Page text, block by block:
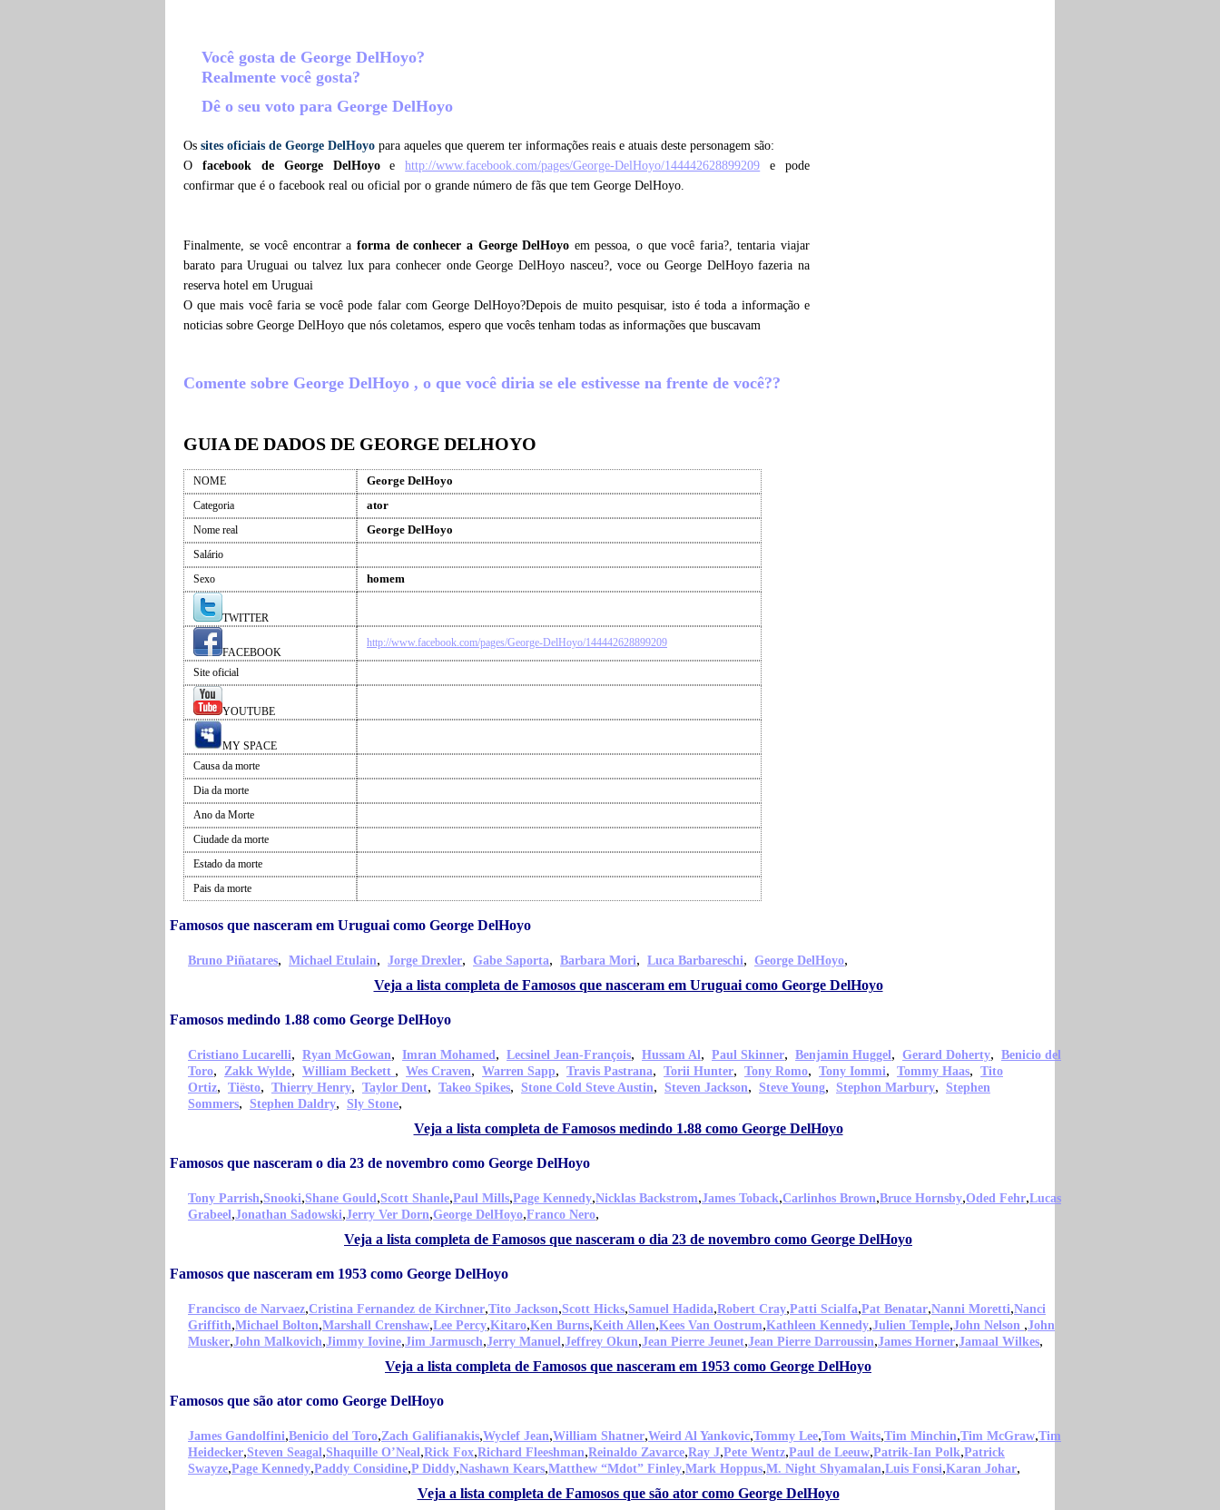
Você gosta de George DelHoyo?
Realmente você gosta?
Dê o seu voto para George DelHoyo
Os sites oficiais de George DelHoyo para aqueles que querem ter informações reais e atuais deste personagem são:
O facebook de George DelHoyoehttp://www.facebook.com/pages/George-DelHoyo/144442628899209 e pode
confirmar que é o facebook real ou oficial por o grande número de fãs que tem George DelHoyo.
Finalmente, se você encontrar aforma de conhecer a George DelHoyo em pessoa, o que você faria?, tentaria viajar
barato para Uruguai ou talvez lux para conhecer onde George DelHoyo nasceu?, voce ou George DelHoyo fazeria na
reserva hotel em Uruguai
O que mais você faria se você pode falar com George DelHoyo?Depois de muito pesquisar, isto é toda a informação e
noticias sobre George DelHoyo que nós coletamos, espero que vocês tenham todas as informações que buscavam
Comente sobre George DelHoyo , o que você diria se ele estivesse na frente de você??
GUIA DE DADOS DE GEORGE DELHOYO
NOME George DelHoyo
Categoria ator
Nome real George DelHoyo
Salário
Sexo
homem
TWITTER
FACEBOOK
http://www.facebook.com/pages/George-DelHoyo/144442628899209
Site oficial
YOUTUBE
MY SPACE
Causa da morte
Dia da morte
Ano da Morte
Ciudade da morte
Estado da morte
Pais da morte
Famosos que nasceram em Uruguai como George DelHoyo
Bruno Piñatares, Michael Etulain, Jorge Drexler, Gabe Saporta, Barbara Mori, Luca Barbareschi, George DelHoyo,
Veja a lista completa de Famosos que nasceram em Uruguai como George DelHoyo
Famosos medindo 1.88 como George DelHoyo
Cristiano Lucarelli, Ryan McGowan, Imran Mohamed, Lecsinel Jean-François, Hussam Al, Paul Skinner, Benjamin Huggel, Gerard Doherty, Benicio del
Toro, Zakk Wylde, William Beckett , Wes Craven, Warren Sapp, Travis Pastrana, Torii Hunter, Tony Romo, Tony Iommi, Tommy Haas, Tito
Ortiz, Tiësto, Thierry Henry, Taylor Dent, Takeo Spikes, Stone Cold Steve Austin, Steven Jackson, Steve Young, Stephon Marbury, Stephen
Sommers, Stephen Daldry, Sly Stone,
Veja a lista completa de Famosos medindo 1.88 como George DelHoyo
Famosos que nasceram o dia 23 de novembro como George DelHoyo
Tony Parrish,Snooki,Shane Gould,Scott Shanle,Paul Mills,Page Kennedy,Nicklas Backstrom,James Toback,Carlinhos Brown,Bruce Hornsby,Oded Fehr,Lucas
Grabeel,Jonathan Sadowski,Jerry Ver Dorn,George DelHoyo,Franco Nero,
Veja a lista completa de Famosos que nasceram o dia 23 de novembro como George DelHoyo
Famosos que nasceram em 1953 como George DelHoyo
Francisco de Narvaez,Cristina Fernandez de Kirchner,Tito Jackson,Scott Hicks,Samuel Hadida,Robert Cray,Patti Scialfa,Pat Benatar,Nanni Moretti,Nanci
Griffith,Michael Bolton,Marshall Crenshaw,Lee Percy,Kitaro,Ken Burns,Keith Allen,Kees Van Oostrum,Kathleen Kennedy,Julien Temple,John Nelson ,John
Musker,John Malkovich,Jimmy Iovine,Jim Jarmusch,Jerry Manuel,Jeffrey Okun,Jean Pierre Jeunet,Jean Pierre Darroussin,James Horner,Jamaal Wilkes,
Veja a lista completa de Famosos que nasceram em 1953 como George DelHoyo
Famosos que são ator como George DelHoyo
James Gandolfini,Benicio del Toro,Zach Galifianakis,Wyclef Jean,William Shatner,Weird Al Yankovic,Tommy Lee,Tom Waits,Tim Minchin,Tim McGraw,Tim
Heidecker,Steven Seagal,Shaquille O’Neal,Rick Fox,Richard Fleeshman,Reinaldo Zavarce,Ray J,Pete Wentz,Paul de Leeuw,Patrik-Ian Polk,Patrick
Swayze,Page Kennedy,Paddy Considine,P Diddy,Nashawn Kears,Matthew “Mdot” Finley,Mark Hoppus,M. Night Shyamalan,Luis Fonsi,Karan Johar,
Veja a lista completa de Famosos que são ator como George DelHoyo